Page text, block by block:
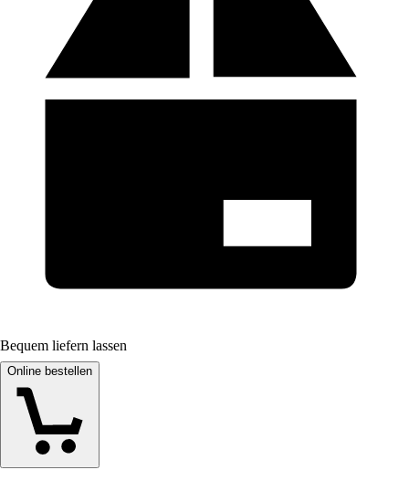
Bequem liefern lassen
Online bestellen